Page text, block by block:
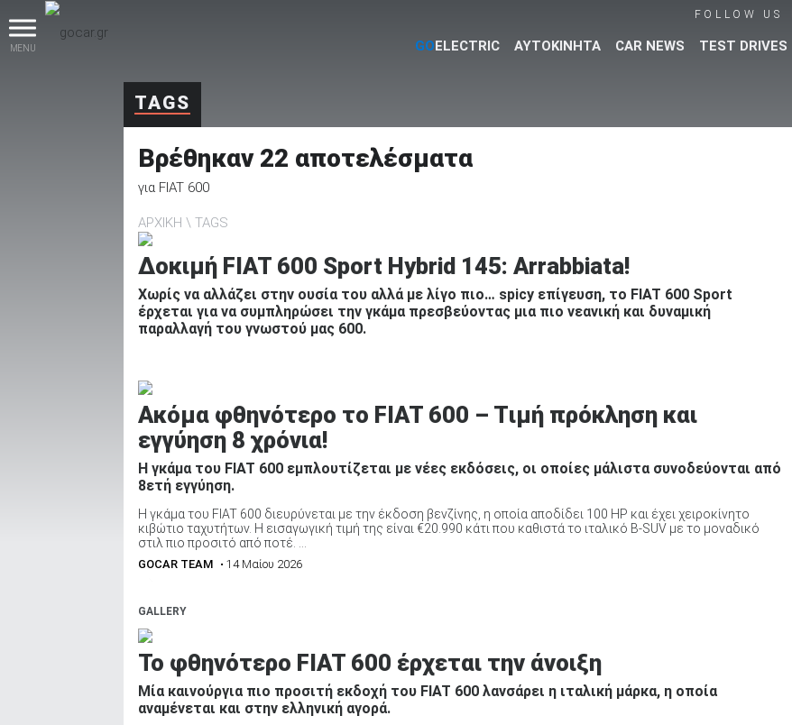
MENU
FOLLOW US
GOELECTRIC ΑΥΤΟΚΙΝΗΤΑ CAR NEWS TEST DRIVES
Βρες τα πάντα για το αυτοκίνητο!
ΑΝΑΖΗΤΗΣΗ
Μεταχειρισμένα
Επιχειρήσεις
TAGS
Βρέθηκαν 22 αποτελέσματα
για FIAT 600
ΑΡΧΙΚΗ TAGS
Δοκιμή FIAT 600 Sport Hybrid 145: Arrabbiata!
Χωρίς να αλλάζει στην ουσία του αλλά με λίγο πιο… spicy επίγευση, το FIAT 600 Sport
έρχεται για να συμπληρώσει την γκάμα πρεσβεύοντας μια πιο νεανική και δυναμική
παραλλαγή του γνωστού μας 600.
Ακόμα φθηνότερο το FIAT 600 – Tιμή πρόκληση και
εγγύηση 8 χρόνια!
Η γκάμα του FIAT 600 εμπλουτίζεται με νέες εκδόσεις, οι οποίες μάλιστα συνοδεύονται από
8ετή εγγύηση.
Η γκάμα του FIAT 600 διευρύνεται με την έκδοση βενζίνης, η οποία αποδίδει 100 HP και έχει χειροκίνητο
κιβώτιο ταχυτήτων. Η εισαγωγική τιμή της είναι €20.990 κάτι που καθιστά το ιταλικό B-SUV με το μοναδικό
στιλ πιο προσιτό από ποτέ. ...
GOCAR TEAM • 14 Μαίου 2026
GALLERY
Το φθηνότερο FIAT 600 έρχεται την άνοιξη
Μία καινούργια πιο προσιτή εκδοχή του FIAT 600 λανσάρει η ιταλική μάρκα, η οποία
αναμένεται και στην ελληνική αγορά.